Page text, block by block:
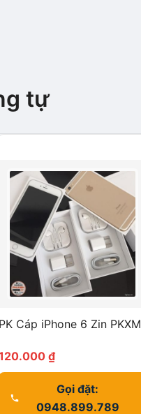
tự
PK Cáp iPhone 6 Zin PKXM
₫
Gọi đặt:
0948.899.789